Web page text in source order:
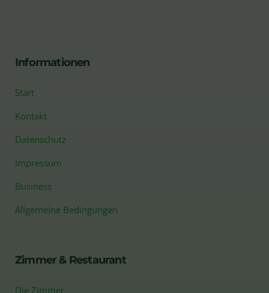
Informationen
Start
Kontakt
Datenschutz
Impressum
Business
Allgemeine Bedingungen
Zimmer & Restaurant
Die Zimmer